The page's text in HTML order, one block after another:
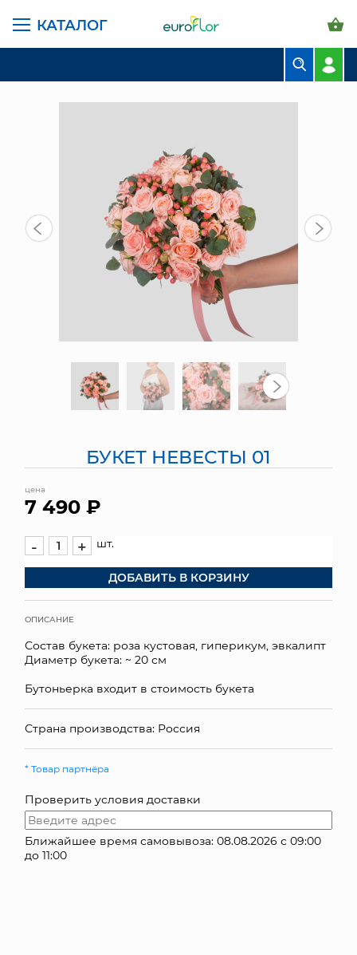
КАТАЛОГ
КОМПОЗИЦИИ
СВАДЕБНАЯ ФЛОРИСТИКА
КОМНАТНЫЕ РАСТЕНИЯ
ГОРШКИ И КАШПО
ГРУНТЫ И УДОБРЕНИЯ
ПРЕДМЕТЫ ИНТЕРЬЕРА
МЯГКИЕ ИГРУШКИ
ЯЩИКИ
ПОДАРОЧНЫЕ КАРТЫ
ОПТОВЫМ КЛИЕНТАМ
ГЛАВНАЯ СТРАНИЦА КАТАЛОГ
СВАДЕБНАЯ ФЛОРИСТИКА
БУКЕТ НЕВЕСТЫ 01
цена
7 490 ₽
- + шт.
ДОБАВИТЬ В КОРЗИНУ
ОПИСАНИЕ
Состав букета: роза кустовая, гиперикум, эвкалипт
Диаметр букета: ~ 20 см
Бутоньерка входит в стоимость букета
Страна производства: Россия
* Товар партнёра
Проверить условия доставки
Ближайшее время самовывоза: 08.08.2026 с 09:00
до 11:00